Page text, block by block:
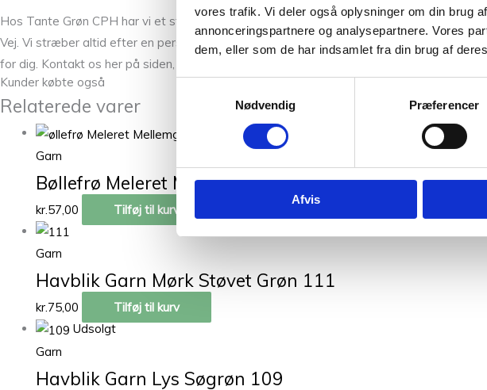
vores trafik. Vi deler også oplysninger om din brug
annonceringspartnere og analysepartnere. Vores
dem, eller som de har indsamlet fra din brug af
Nødvendig
Præferencer
Afvis
Hos Tante Grøn CPH har vi et stort udvalg af garner i mange skønne farver. Så hvis
Vej. Vi stræber altid efter en personlig og nøje vejledning så du er på sikker vej med
for dig. Kontakt os her på siden, på telefon eller over email.
Kunder købte også
Relaterede varer
Garn
Bøllefrø Meleret Mellemgrå 28
kr. 57,00 Tilføj til kurv
Garn
Havblik Garn Mørk Støvet Grøn 111
kr.75,00
Tilføj til kurv
Udsolgt
Garn
Havblik Garn Lys Søgrøn 109